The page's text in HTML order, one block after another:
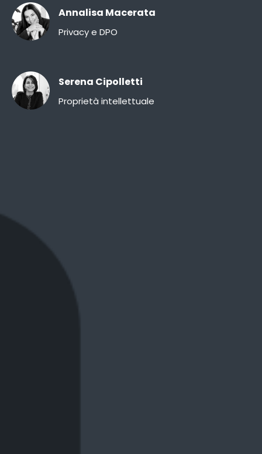
Annalisa Macerata
Privacy e DPO
Serena Cipolletti
Proprietà intellettuale